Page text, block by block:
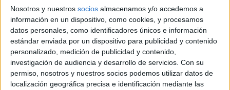
Nosotros y nuestros socios almacenamos y/o accedemos a
información en un dispositivo, como cookies, y procesamos
datos personales, como identificadores únicos e información
estándar enviada por un dispositivo para publicidad y contenido
personalizado, medición de publicidad y contenido,
investigación de audiencia y desarrollo de servicios. Con su
permiso, nosotros y nuestros socios podemos utilizar datos de
localización geográfica precisa e identificación mediante las
Contáctanos
Dirección: Diego de León 47, 28006 Madrid
Phone: +34 91 593 2767